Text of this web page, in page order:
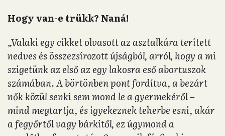
Hogy van-e trükk? Naná!
„Valaki egy cikket olvasott az asztalkára terített
nedves és összezsírozott újságból, arról, hogy a mi
szigetünk az első az egy lakosra eső abortuszok
számában. A börtönben pont fordítva, a bezárt
nők közül senki sem mond le a gyermekéről –
mind megtartja, és igyekeznek teherbe esni, akár
a fegyőrtől vagy bárkitől, ez úgymond a